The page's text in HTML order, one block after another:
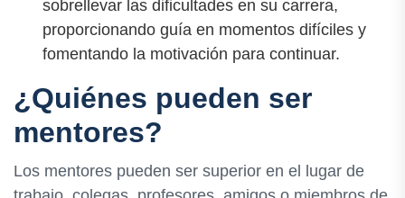
sobrellevar las dificultades en su carrera,
proporcionando guía en momentos difíciles y
fomentando la motivación para continuar.
¿Quiénes pueden ser
mentores?
Los mentores pueden ser superior en el lugar de